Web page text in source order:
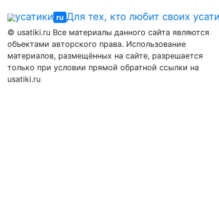
усатики ru Для тех, кто любит своих
© usatiki.ru Все материалы данного сайта являются
объектами авторского права. Использование
материалов, размещённых на сайте, разрешается
только при условии прямой обратной ссылки на
usatiki.ru